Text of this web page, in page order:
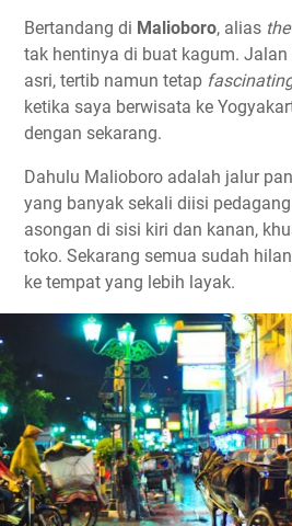
Bertandang di Malioboro, alias
tak hentinya di buat kagum.
asri, tertib namun tetap
ketika saya berwisata ke
dengan sekarang.
Dahulu Malioboro adalah jalur
yang banyak sekali diisi
asongan di sisi kiri dan kanan,
toko. Sekarang semua sudah
ke tempat yang lebih layak.